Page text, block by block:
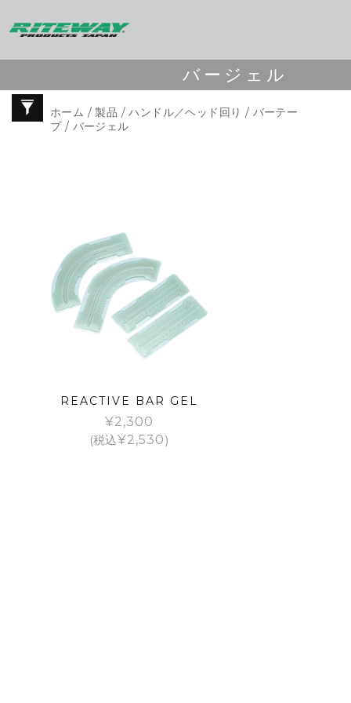
バージェル
ホーム /製品 /ハンドル／ヘッド回り / バーテー
プ/ バージェル
REACTIVE BAR GEL
¥2,300
(税込¥2,530)